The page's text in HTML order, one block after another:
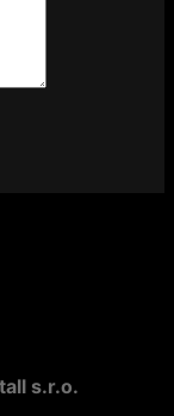
s.r.o.